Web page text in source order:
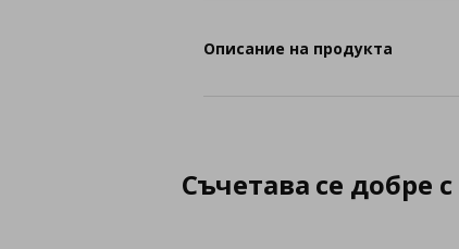
Описание на продукта
Съчетава се добре с